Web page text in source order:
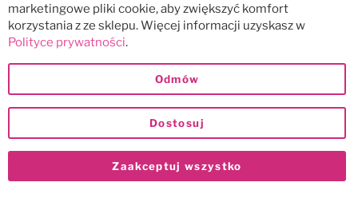
marketingowe pliki cookie, aby zwiększyć komfort
korzystania z ze sklepu. Więcej informacji uzyskasz w
Polityce prywatności.
Zaakceptuj wszystko
Dostosuj
Odmów